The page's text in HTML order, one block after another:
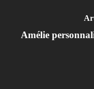
Amélie